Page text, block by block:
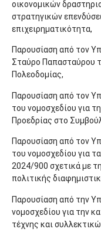
οικονομικών
στρατηγικών
επιχειρηματικότητα,
Παρουσίαση από τον
Σταύρο Παπασταύρου
Πολεοδομίας,
Παρουσίαση από τον
του νομοσχεδίου για
Προεδρίας στο
Παρουσίαση από τον
του νομοσχεδίου για
2024/900 σχετικά με
πολιτικής
Παρουσίαση από την
νομοσχεδίου για την
τέχνης και